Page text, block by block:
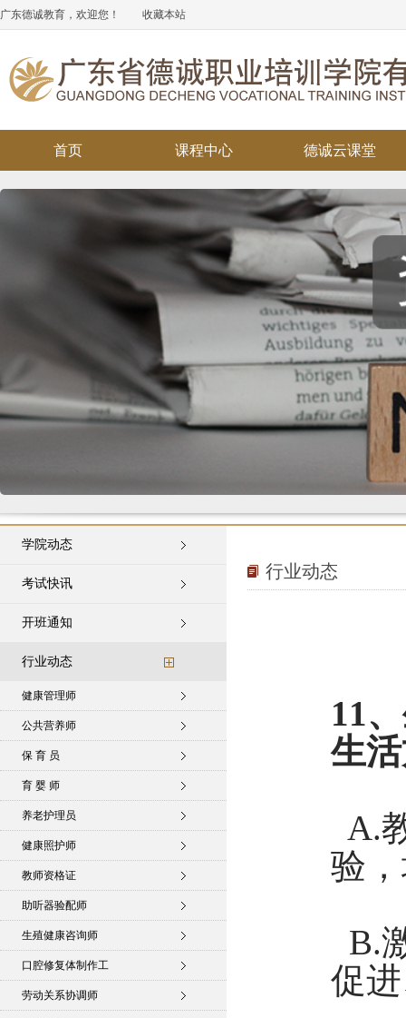
广东德诚教育，欢迎您！ 收藏本站
首页 课程中心 德诚云课堂
学院动态
考试快讯
开班通知
行业动态
健康管理师
公共营养师
保 育 员
育 婴 师
养老护理员
健康照护师
教师资格证
助听器验配师
生殖健康咨询师
口腔修复体制作工
劳动关系协调师
行业动态
11
生
A.
验
B.
促